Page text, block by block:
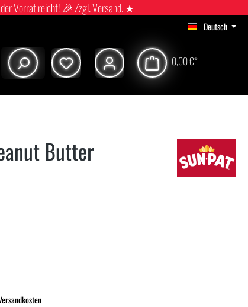
Vorrat reicht! 🎉 Zzgl. Versand. ★
Deutsch
0,00 €*
Butter